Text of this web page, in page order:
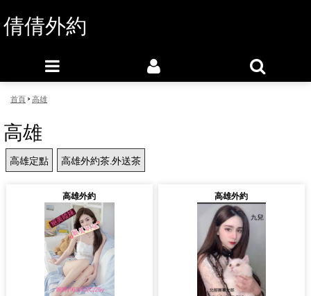
倩倩外約
首頁>高雄
高雄
高雄定點 高雄外約茶.外送茶
高雄外約 高雄外約